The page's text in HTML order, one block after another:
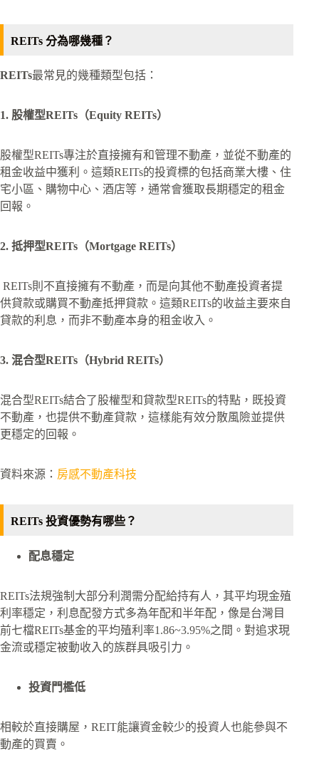
REITs 分為哪幾種？
REITs最常見的幾種類型包括：
1. 股權型REITs（Equity REITs）
股權型REITs專注於直接擁有和管理不動產，並從不動產的
租金收益中獲利。這類REITs的投資標的包括商業大樓、住
宅小區、購物中心、酒店等，通常會獲取長期穩定的租金
回報。
2. 抵押型REITs（Mortgage REITs）
REITs則不直接擁有不動產，而是向其他不動產投資者提
供貸款或購買不動產抵押貸款。這類REITs的收益主要來自
貸款的利息，而非不動產本身的租金收入。
3. 混合型REITs（Hybrid REITs）
混合型REITs結合了股權型和貸款型REITs的特點，既投資
不動產，也提供不動產貸款，這樣能有效分散風險並提供
更穩定的回報。
資料來源： 房感不動產科技
REITs 投資優勢有哪些？
配息穩定
REITs法規強制大部分利潤需分配給持有人，其平均現金殖
利率穩定，利息配發方式多為年配和半年配，像是台灣目
前七檔REITs基金的平均殖利率1.86~3.95%之間。對追求現
金流或穩定被動收入的族群具吸引力。
投資門檻低
相較於直接購屋，REIT能讓資金較少的投資人也能參與不
動產的買賣。